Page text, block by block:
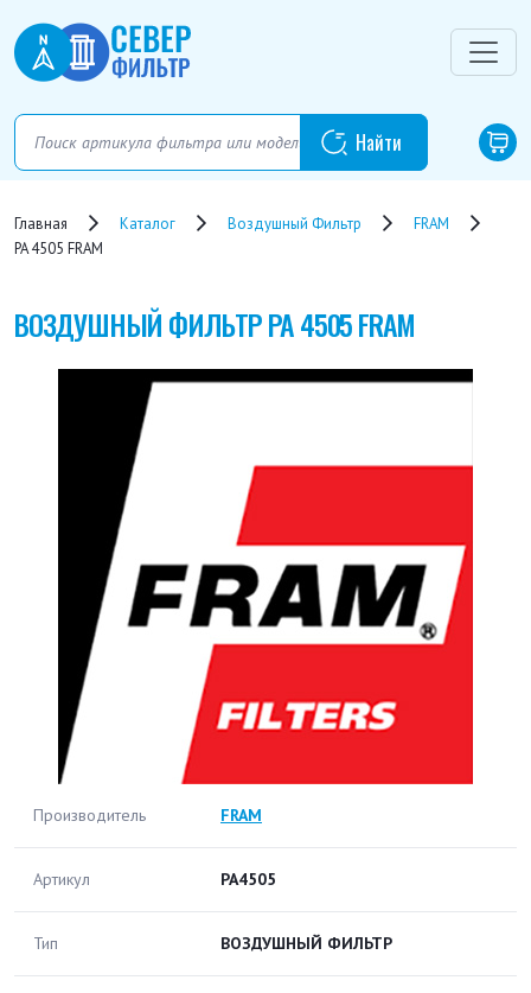
Главная Каталог Воздушный Фильтр
FRAM
PA 4505 FRAM
ВОЗДУШНЫЙ ФИЛЬТРPA 4505 FRAM
Производитель FRAM
Артикул PA4505
Тип ВОЗДУШНЫЙ ФИЛЬТР